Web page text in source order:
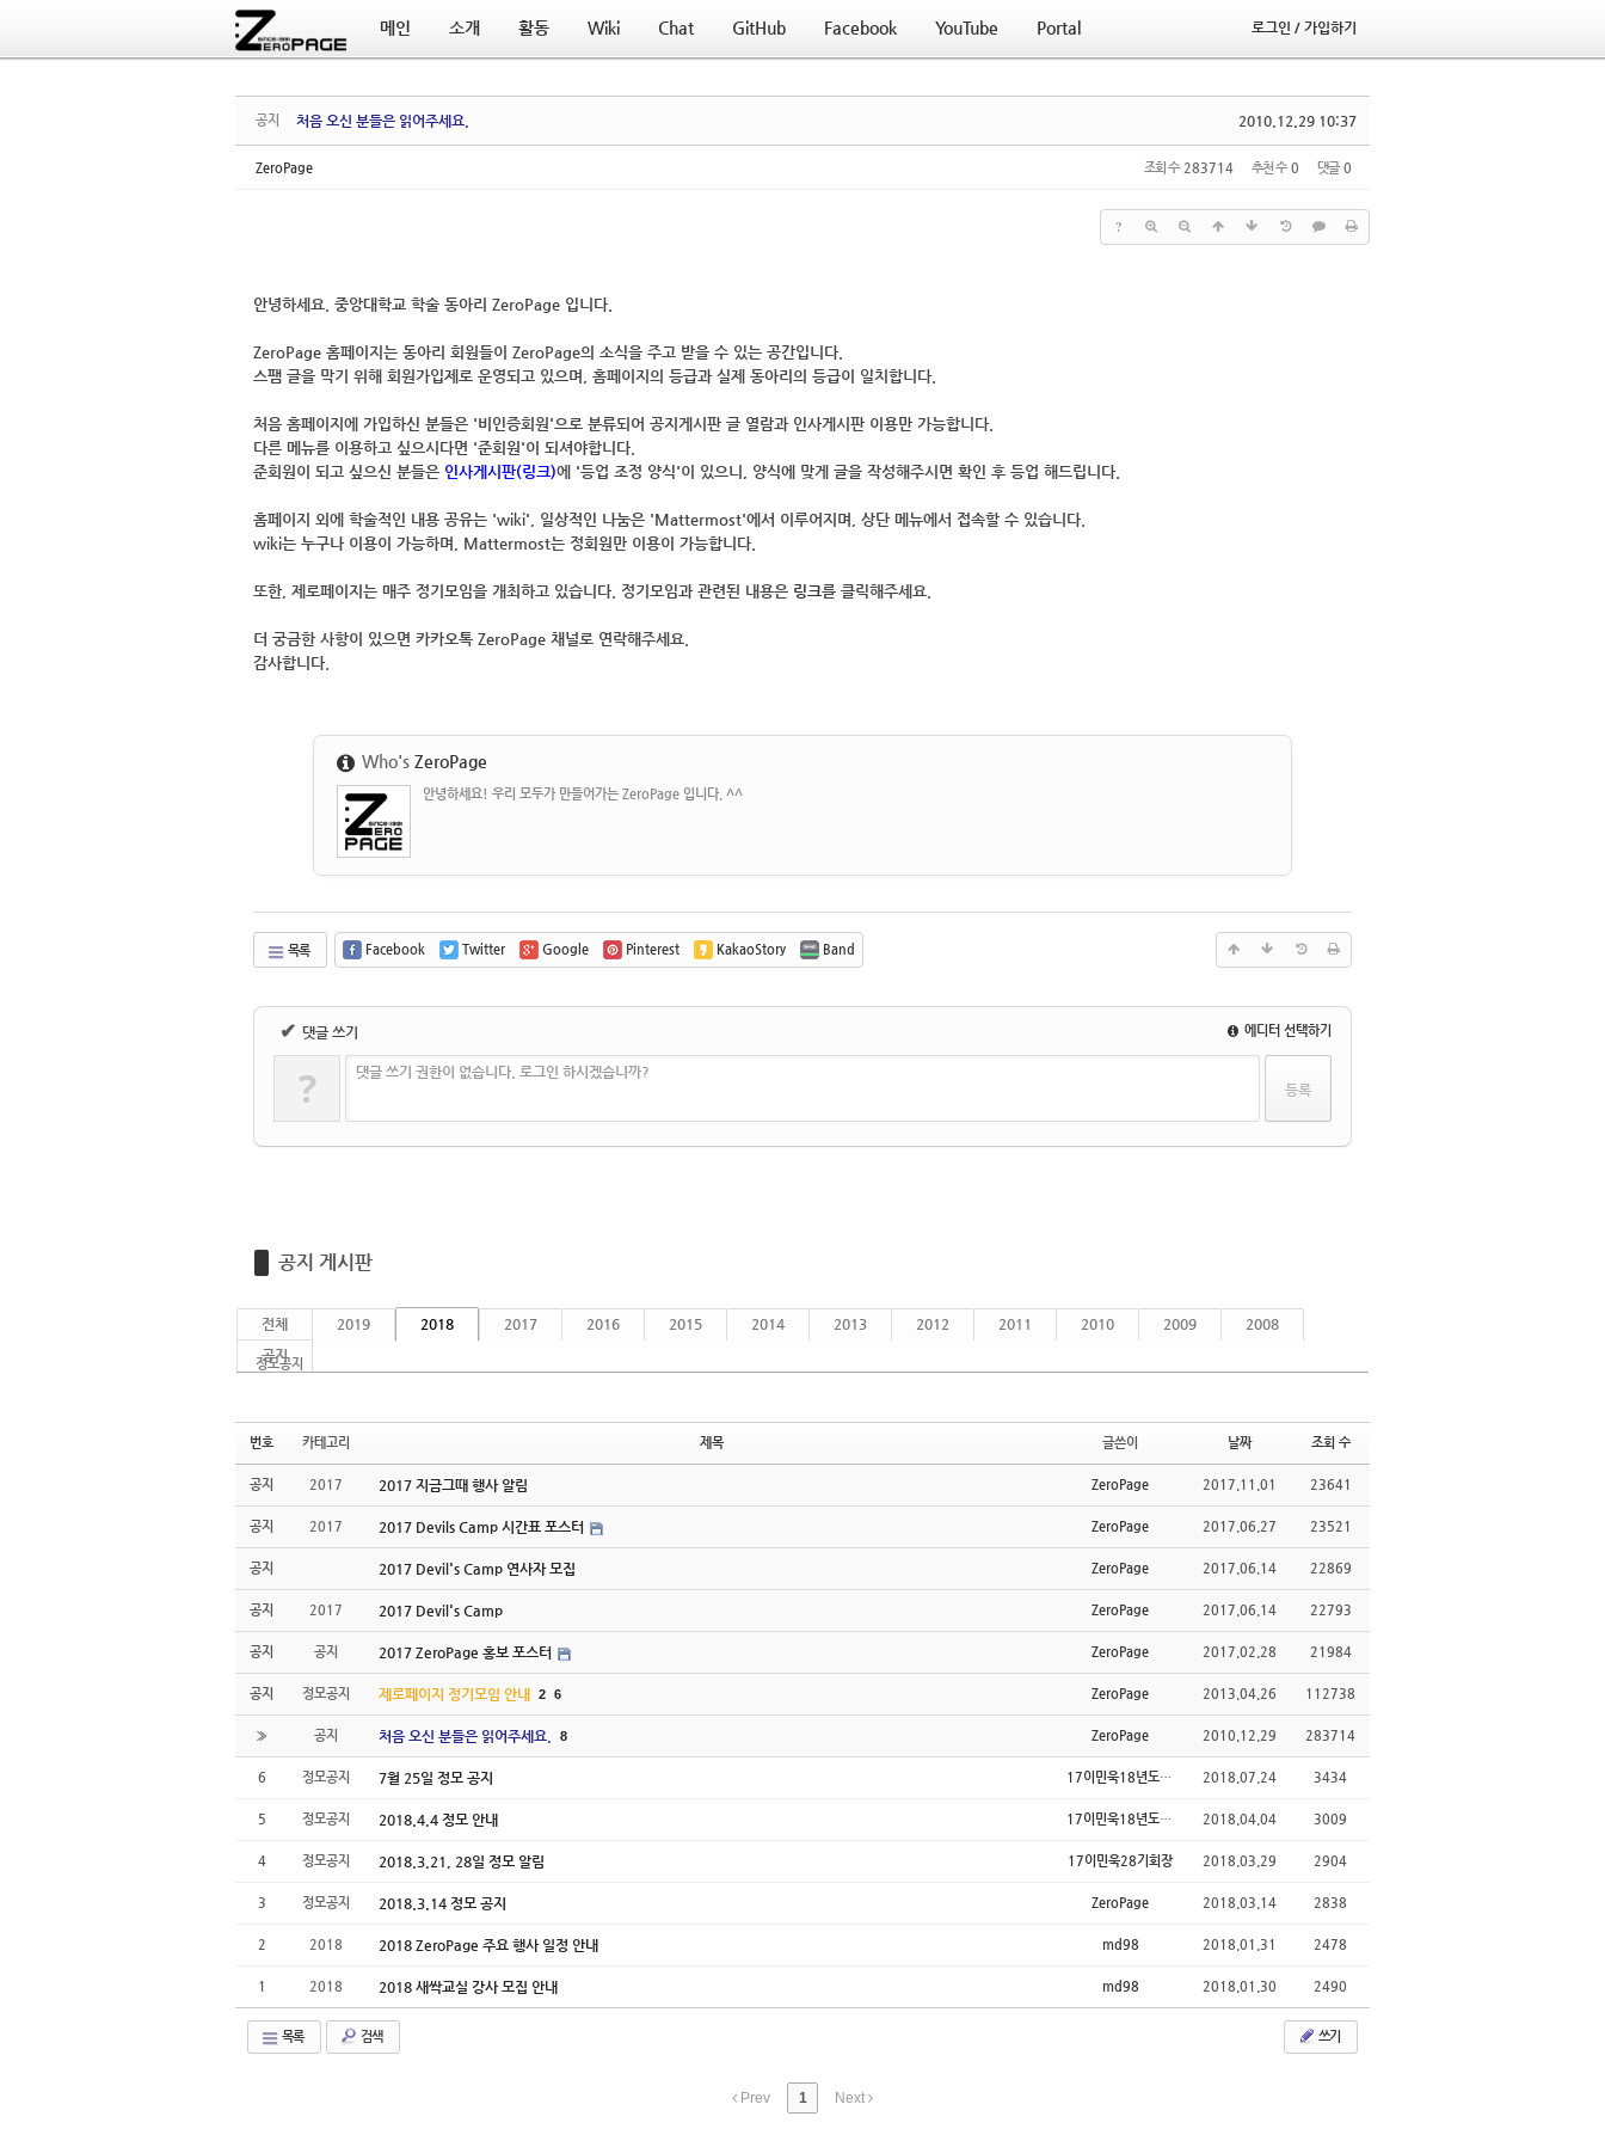
메인 소개 활동 Wiki Chat GitHub Facebook YouTube Portal 로그인 / 가입하기
공지 2010.12.29 10:37
처음 오신 분들은 읽어주세요.
ZeroPage 조회 수 283714 추천 수 0 댓글 0
?
안녕하세요. 중앙대학교 학술 동아리 ZeroPage 입니다.
ZeroPage 홈페이지는 동아리 회원들이 ZeroPage의 소식을 주고 받을 수 있는 공간입니다.
스팸 글을 막기 위해 회원가입제 로 운영되고 있으며, 홈페이지의 등급과 실제 동아리의 등급이 일치 합니다.
처음 홈페이지에 가입하신 분들은 '비인증회원'으로 분류되어 공지게시판 글 열람과 인사게시판 이용만 가능합니다.
다른 메뉴를 이용하고 싶으시다면 '준회원 '이 되셔야합니다.
준회원이 되고 싶으신 분들은 인사게시판(링크)에 '등업 조정 양식'이 있으니, 양식에 맞게 글을 작성해주시면 확인 후 등업 해드립니다.
홈페이지 외에 학술적인 내용 공유는 'wiki', 일상적인 나눔은 'Mattermost'에서 이루어지며, 상단 메뉴에서 접속할 수 있습니다.
wiki는 누구나 이용이 가능하며, Mattermost는 정회원 만 이용이 가능합니다.
또한, 제로페이지는 매주 정기모임을 개최 하고 있습니다. 정기모임과 관련된 내용은 링크를 클릭해주세요.
더 궁금한 사항이 있으면 카카오톡 ZeroPage 채널로 연락해주세요.
감사합니다.
Who's ZeroPage
안녕하세요! 우리 모두가 만들어가는 ZeroPage 입니다. ^^
목록 Facebook Twitter Google Pinterest KakaoStory Band
✔ 댓글 쓰기 에디터 선택하기
? 댓글 쓰기 권한이 없습니다. 로그인 하시겠습니까?
공지 게시판
전체 2019 2018
정모공지
2017 2016 2015 2014 2013 2012 2011 2010 2009
2008
공지
번호 카테고리 제목 글쓴이 날짜 조회 수
공지 2017 2017 지금그때 행사 알림 ZeroPage 2017.11.01 23641
공지 2017 2017 Devils Camp 시간표 포스터 ZeroPage 2017.06.27 23521
공지 2017 Devil's Camp 연사자 모집 ZeroPage 2017.06.14 22869
공지 2017 2017 Devil's Camp ZeroPage 2017.06.14 22793
공지 공지 2017 ZeroPage 홍보 포스터 ZeroPage 2017.02.28 21984
공지 정모공지 제로페이지 정기모임 안내 2 6 ZeroPage 2013.04.26 112738
» 공지 처음 오신 분들은 읽어주세요. 8 ZeroPage 2010.12.29 283714
6 정모공지 7월 25일 정모 공지 17이민욱18년도회장 2018.07.24 3434
5 정모공지 2018.4.4 정모 안내 17이민욱18년도회장 2018.04.04 3009
4 정모공지 2018.3.21, 28일 정모 알림 17이민욱28기회장 2018.03.29 2904
3 정모공지 2018.3.14 정모 공지 ZeroPage 2018.03.14 2838
2 2018 2018 ZeroPage 주요 행사 일정 안내 md98 2018.01.31 2478
1 2018 2018 새싹교실 강사 모집 안내 md98 2018.01.30 2490
목록 검색 쓰기
Prev 1 Next
Sketchbook5, 스케치북5
Sketchbook5, 스케치북5